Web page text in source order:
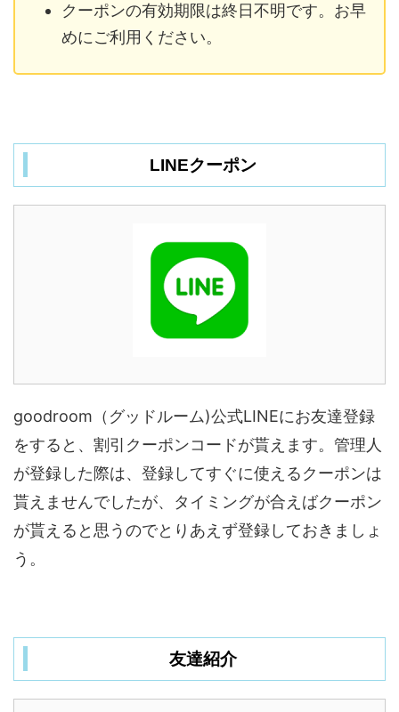
クーポンの有効期限は終日不明です。お早
めにご利用ください。
LINEクーポン
goodroom（グッドルーム)公式LINEにお友達登録
をすると、割引クーポンコードが貰えます。管理人
が登録した際は、登録してすぐに使えるクーポンは
貰えませんでしたが、タイミングが合えばクーポン
が貰えると思うのでとりあえず登録しておきましょ
う。
友達紹介